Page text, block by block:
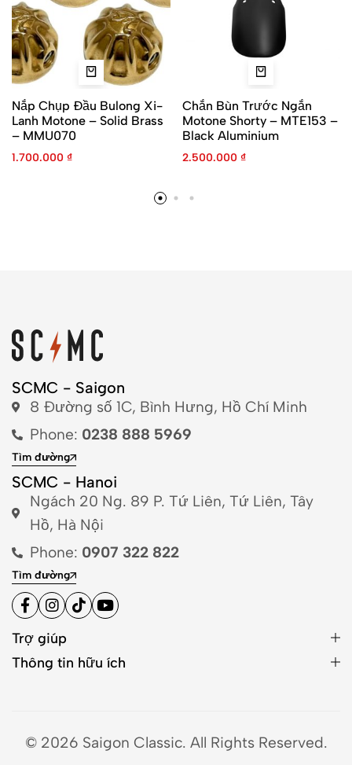
Nắp Chụp Đầu Bulong Xi-
Lanh Motone – Solid Brass
– MMU070
1.700.000 ₫
Chắn Bùn Trước Ngắn
Motone Shorty – MTE153 –
Black Aluminium
2.500.000 ₫
SCMC - Saigon
8 Đường số 1C, Bình Hưng, Hồ Chí Minh
Phone: 0238 888 5969
Tìm đường
SCMC - Hanoi
Ngách 20 Ng. 89 P. Tứ Liên, Tứ Liên, Tây
Hồ, Hà Nội
Phone: 0907 322 822
Tìm đường
Trợ giúp
Thông tin hữu ích
© 2026 Saigon Classic. All Rights Reserved.